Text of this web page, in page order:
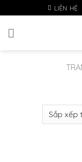
to
content
LIÊN HỆ